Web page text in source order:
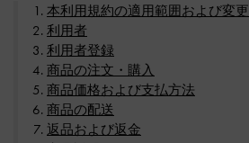
本利用規約の適用範囲および変更
利用者
利用者登録
商品の注文・購入
商品価格および支払方法
商品の配送
返品および返金